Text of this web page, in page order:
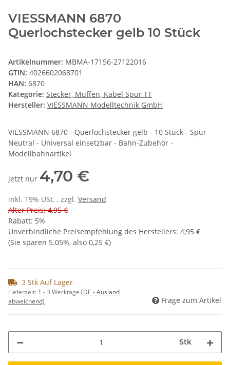
VIESSMANN 6870
Querlochstecker gelb 10 Stück
Artikelnummer: MBMA-17156-27122016
GTIN: 4026602068701
HAN: 6870
Kategorie: Stecker, Muffen, Kabel Spur TT
Hersteller: VIESSMANN Modelltechnik GmbH
VIESSMANN 6870 - Querlochstecker gelb - 10 Stück - Spur
Neutral - Universal einsetzbar - Bahn-Zubehör -
Modellbahnartikel
jetzt nur 4,70 €
inkl. 19% USt. , zzgl. Versand
Alter Preis: 4,95 €
Rabatt: 5%
Unverbindliche Preisempfehlung des Herstellers: 4,95 €
(Sie sparen 5.05%, also 0,25 €)
3 Stk Auf Lager
Lieferzeit: 1 - 3 Werktage (DE - Ausland
abweichend)
Frage zum Artikel
Stk